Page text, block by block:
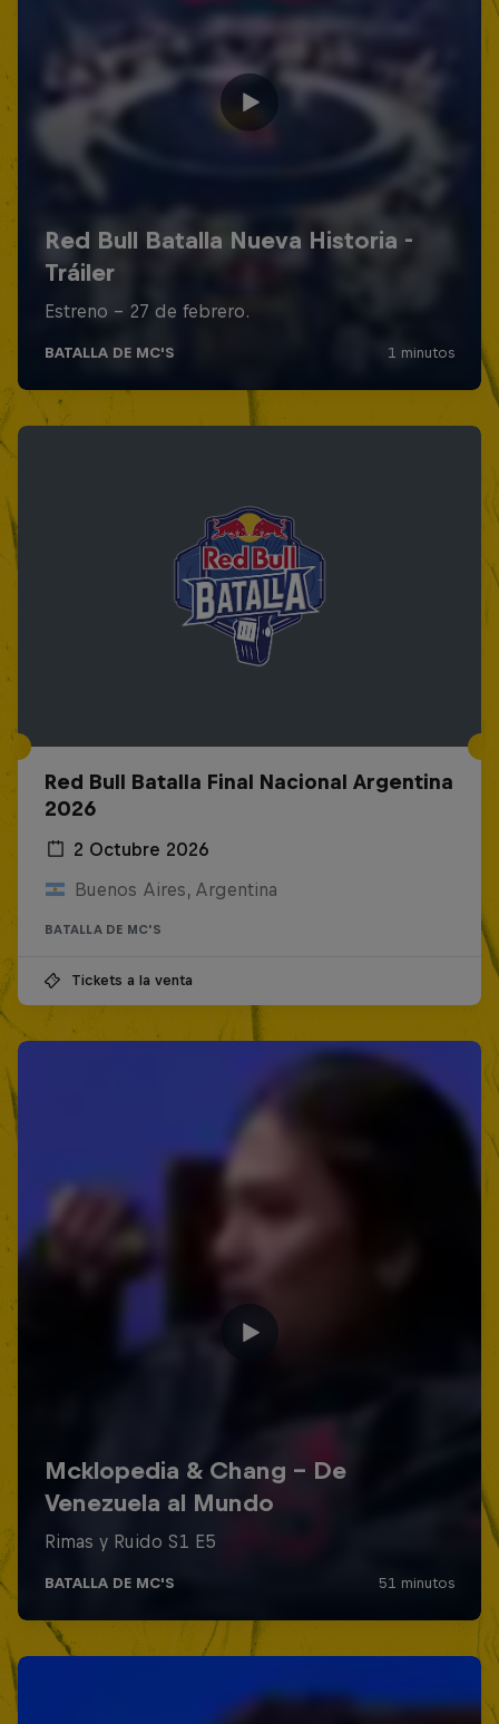
Red Bull Batalla Final Nacional Argentina
2026
2 Octubre 2026
Buenos Aires, Argentina
BATALLA DE MC'S
Tickets a la venta